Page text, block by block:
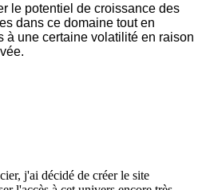
le potentiel de croissance des
dans ce domaine tout en
à une certaine volatilité en raison
j'ai décidé de créer le site